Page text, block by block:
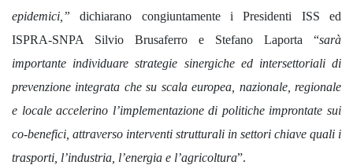
epidemici,” dichiarano congiuntamente i Presidenti ISS ed
ISPRA-SNPA Silvio Brusaferro e Stefano Laporta “sarà
importante individuare strategie sinergiche ed intersettoriali di
prevenzione integrata che su scala europea, nazionale, regionale
e locale accelerino l’implementazione di politiche improntate sui
co-benefici, attraverso interventi strutturali in settori chiave quali i
trasporti, l’industria, l’energia e l’agricoltura”.